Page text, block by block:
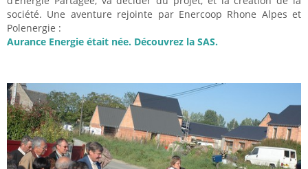
société. Une aventure rejointe par Enercoop Rhone Alpes et
Polenergie :
Aurance Energie était née. Découvrez la SAS.